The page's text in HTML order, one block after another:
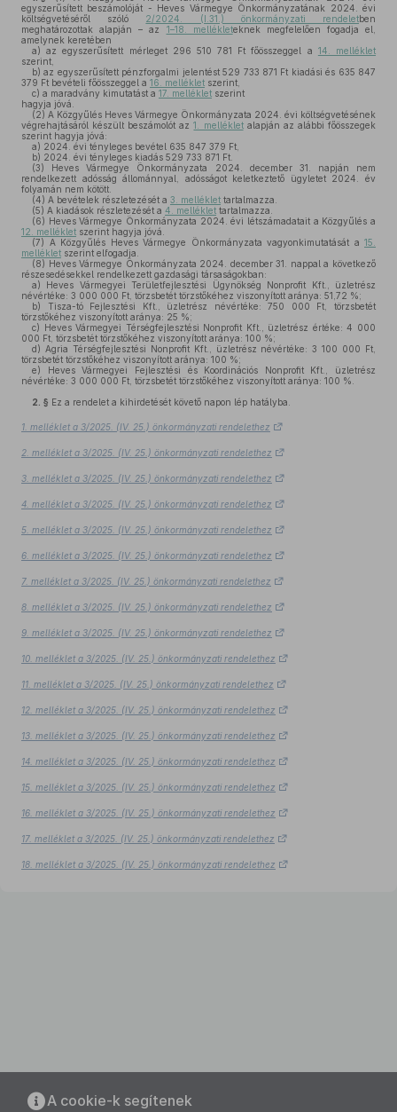
egyszerűsített beszámolóját - Heves Vármegye Önkormányzatának 2024. évi
költségvetéséről szóló 2/2024. (I.31.) önkormányzati rendeletben
meghatározottak alapján – az 1–18. mellékleteknek megfelelően fogadja el,
amelynek keretében
a) az egyszerűsített mérleget 296 510 781 Ft főösszeggel a 14. melléklet
szerint,
b) az egyszerűsített pénzforgalmi jelentést 529 733 871 Ft kiadási és 635 847
379 Ft bevételi főösszeggel a 16. melléklet szerint,
c) a maradvány kimutatást a 17. melléklet szerint
hagyja jóvá.
(2) A Közgyűlés Heves Vármegye Önkormányzata 2024. évi költségvetésének
végrehajtásáról készült beszámolót az1. mellékletalapján az alábbi főösszegek
szerint hagyja jóvá:
a) 2024. évi tényleges bevétel 635 847 379 Ft,
b) 2024. évi tényleges kiadás 529 733 871 Ft.
(3) Heves Vármegye Önkormányzata 2024. december 31. napján nem
rendelkezett adósság állománnyal, adósságot keletkeztető ügyletet 2024. év
folyamán nem kötött.
(4) A bevételek részletezését a 3. melléklet tartalmazza.
(5) A kiadások részletezését a 4. melléklet tartalmazza.
(6) Heves Vármegye Önkormányzata 2024. évi létszámadatait a Közgyűlés a
12. melléklet szerint hagyja jóvá.
(7) A Közgyűlés Heves Vármegye Önkormányzata vagyonkimutatását a 15.
melléklet szerint elfogadja.
(8) Heves Vármegye Önkormányzata 2024. december 31. nappal a következő
részesedésekkel rendelkezett gazdasági társaságokban:
a) Heves Vármegyei Területfejlesztési Ügynökség Nonprofit Kft., üzletrész
névértéke: 3 000 000 Ft, törzsbetét törzstőkéhez viszonyított aránya: 51,72 %;
b) Tisza-tó Fejlesztési Kft., üzletrész névértéke: 750 000 Ft, törzsbetét
törzstőkéhez viszonyított aránya: 25 %;
c) Heves Vármegyei Térségfejlesztési Nonprofit Kft., üzletrész értéke: 4 000
000 Ft, törzsbetét törzstőkéhez viszonyított aránya: 100 %;
d) Agria Térségfejlesztési Nonprofit Kft., üzletrész névértéke: 3 100 000 Ft,
törzsbetét törzstőkéhez viszonyított aránya: 100 %;
e) Heves Vármegyei Fejlesztési és Koordinációs Nonprofit Kft., üzletrész
névértéke: 3 000 000 Ft, törzsbetét törzstőkéhez viszonyított aránya: 100 %.
2. § Ez a rendelet a kihirdetését követő napon lép hatályba.
1. melléklet a 3/2025. (IV. 25.) önkormányzati rendelethez
2. melléklet a 3/2025. (IV. 25.) önkormányzati rendelethez
3. melléklet a 3/2025. (IV. 25.) önkormányzati rendelethez
4. melléklet a 3/2025. (IV. 25.) önkormányzati rendelethez
5. melléklet a 3/2025. (IV. 25.) önkormányzati rendelethez
6. melléklet a 3/2025. (IV. 25.) önkormányzati rendelethez
7. melléklet a 3/2025. (IV. 25.) önkormányzati rendelethez
8. melléklet a 3/2025. (IV. 25.) önkormányzati rendelethez
9. melléklet a 3/2025. (IV. 25.) önkormányzati rendelethez
10. melléklet a 3/2025. (IV. 25.) önkormányzati rendelethez
11. melléklet a 3/2025. (IV. 25.) önkormányzati rendelethez
12. melléklet a 3/2025. (IV. 25.) önkormányzati rendelethez
13. melléklet a 3/2025. (IV. 25.) önkormányzati rendelethez
14. melléklet a 3/2025. (IV. 25.) önkormányzati rendelethez
15. melléklet a 3/2025. (IV. 25.) önkormányzati rendelethez
16. melléklet a 3/2025. (IV. 25.) önkormányzati rendelethez
17. melléklet a 3/2025. (IV. 25.) önkormányzati rendelethez
18. melléklet a 3/2025. (IV. 25.) önkormányzati rendelethez
A cookie-k segítenek